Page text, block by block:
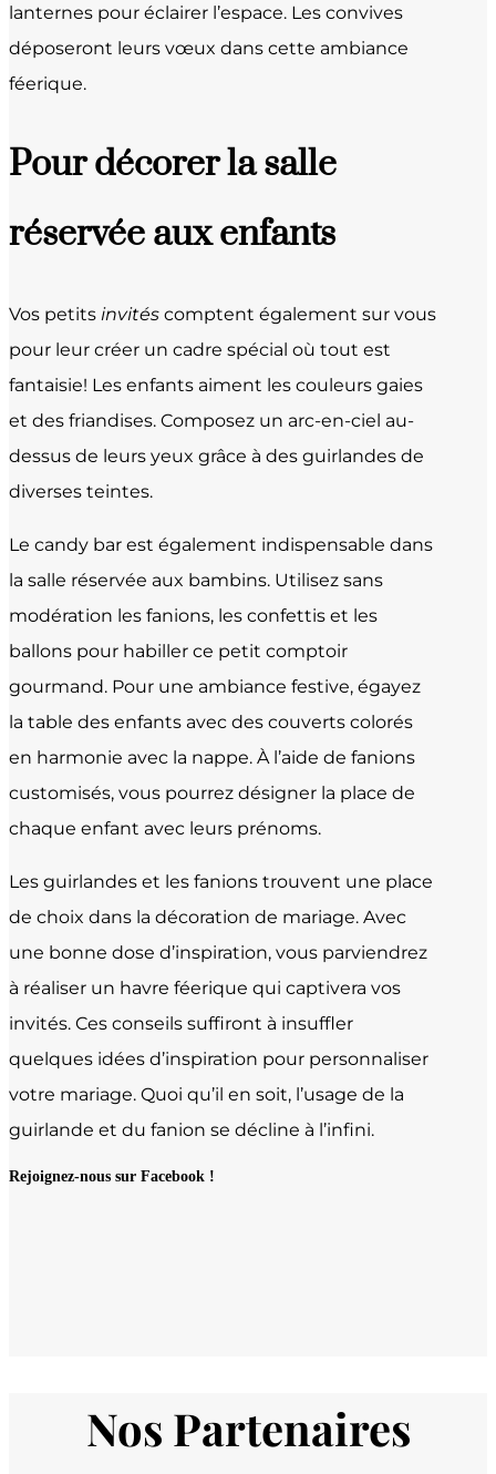
lanternes pour éclairer l’espace. Les convives
déposeront leurs vœux dans cette ambiance
féerique.
Pour décorer la salle
réservée aux enfants
Vos petits invités comptent également sur vous
pour leur créer un cadre spécial où tout est
fantaisie! Les enfants aiment les couleurs gaies
et des friandises. Composez un arc-en-ciel au-
dessus de leurs yeux grâce à des guirlandes de
diverses teintes.
Le candy bar est également indispensable dans
la salle réservée aux bambins. Utilisez sans
modération les fanions, les confettis et les
ballons pour habiller ce petit comptoir
gourmand. Pour une ambiance festive, égayez
la table des enfants avec des couverts colorés
en harmonie avec la nappe. À l’aide de fanions
customisés, vous pourrez désigner la place de
chaque enfant avec leurs prénoms.
Les guirlandes et les fanions trouvent une place
de choix dans la décoration de mariage. Avec
une bonne dose d’inspiration, vous parviendrez
à réaliser un havre féerique qui captivera vos
invités. Ces conseils suffiront à insuffler
quelques idées d’inspiration pour personnaliser
votre mariage. Quoi qu’il en soit, l’usage de la
guirlande et du fanion se décline à l’infini.
Rejoignez-nous sur Facebook !
Nos Partenaires